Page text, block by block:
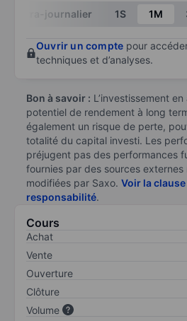
End of interactive chart.
Intra-journalier 1S 1M
Ouvrir un compte pour
techniques et d’analyses.
Bon à savoir : L’investissement
potentiel de rendement à long
également un risque de perte,
totalité du capital investi. Les
préjugent pas des performances
fournies par des sources externes
modifiées par Saxo. Voir la
responsabilité.
Cours
Achat
Vente
Ouverture
Clôture
Volume